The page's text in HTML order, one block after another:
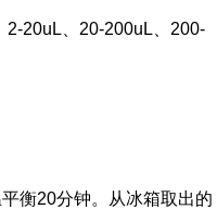
2-20uL、20-200uL、200-
衡20分钟。从冰箱取出的